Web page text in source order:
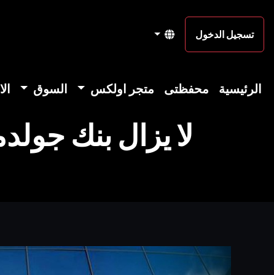
تسجيل الدخول
الرئيسية محفظتى متجر اولكس السوق
لا يزال بنك